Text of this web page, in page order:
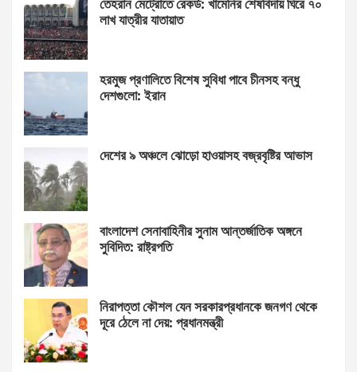
তেহরান মেট্রোতে রেকর্ড: খামেনির শেষবিদায় ঘিরে ৭০
লাখ যাত্রীর যাতায়াত
হরমুজ প্রণালিতে বিশেষ সুবিধা পাবে চীনসহ বন্ধু
দেশগুলো: ইরান
দেশের ৯ অঞ্চলে ঝোড়ো হাওয়াসহ বজ্রবৃষ্টির আভাস
বাংলাদেশ সেনাবাহিনীর সুনাম আন্তর্জাতিক অঙ্গনে
সুবিদিত: রাষ্ট্রপতি
নিরাপত্তা কৌশল যেন সরকারপ্রধানকে জনগণ থেকে
দূরে ঠেলে না দেয়: প্রধানমন্ত্রী